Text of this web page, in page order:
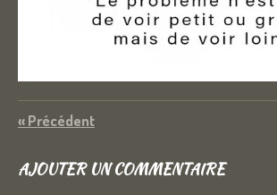
«Précédent
AJOUTER UN COMMENTAIRE